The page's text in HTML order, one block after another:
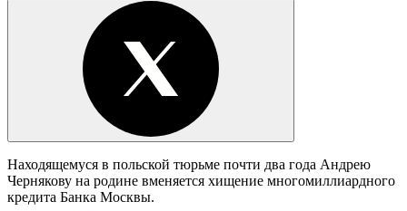
Находящемуся в польской тюрьме почти два года Андрею
Чернякову на родине вменяется хищение многомиллиардного
кредита Банка Москвы.